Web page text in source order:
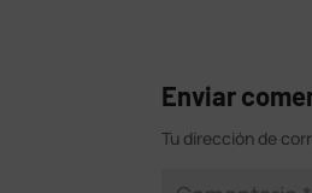
Enviar
Tu dirección de